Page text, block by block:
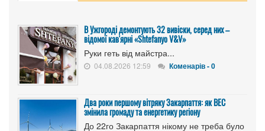
В Ужгороді демонтують 32 вивіски, серед них –
відомої кав'ярні «Shtefanyo V&V»
Руки геть від майстра...
04.08.2026 12:59 Коменарів - 0
Два роки першому вітряку Закарпаття: як ВЕС
змінила громаду та енергетику регіону
До 22го Закарпаття нікому не треба було